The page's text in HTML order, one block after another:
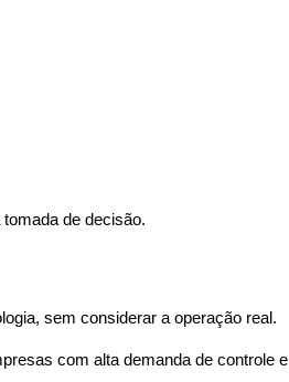
de decisão.
sem considerar a operação real.
com alta demanda de controle e